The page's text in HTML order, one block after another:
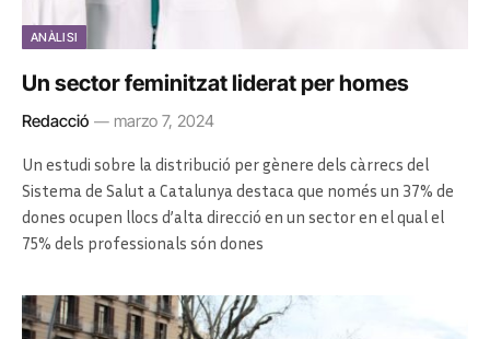
ANÀLISI
Un sector feminitzat liderat per homes
Redacció marzo 7, 2024
Un estudi sobre la distribució per gènere dels càrrecs del
Sistema de Salut a Catalunya destaca que només un 37% de
dones ocupen llocs d’alta direcció en un sector en el qual el
75% dels professionals són dones